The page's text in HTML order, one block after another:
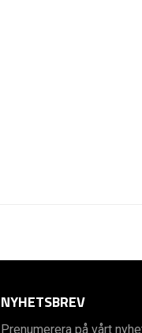
NYHETSBREV
Prenumerera på vårt